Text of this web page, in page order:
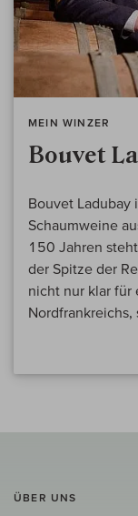
MEIN WINZER
Bouvet
Bouvet Ladubay
Schaumweine
150 Jahren
der Spitze der
nicht nur klar für
Nordfrankreichs,
ÜBER UNS